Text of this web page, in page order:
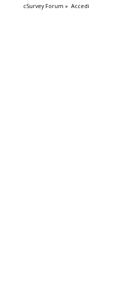
cSurvey Forum » Accedi